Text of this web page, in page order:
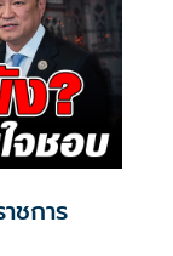
ชการ